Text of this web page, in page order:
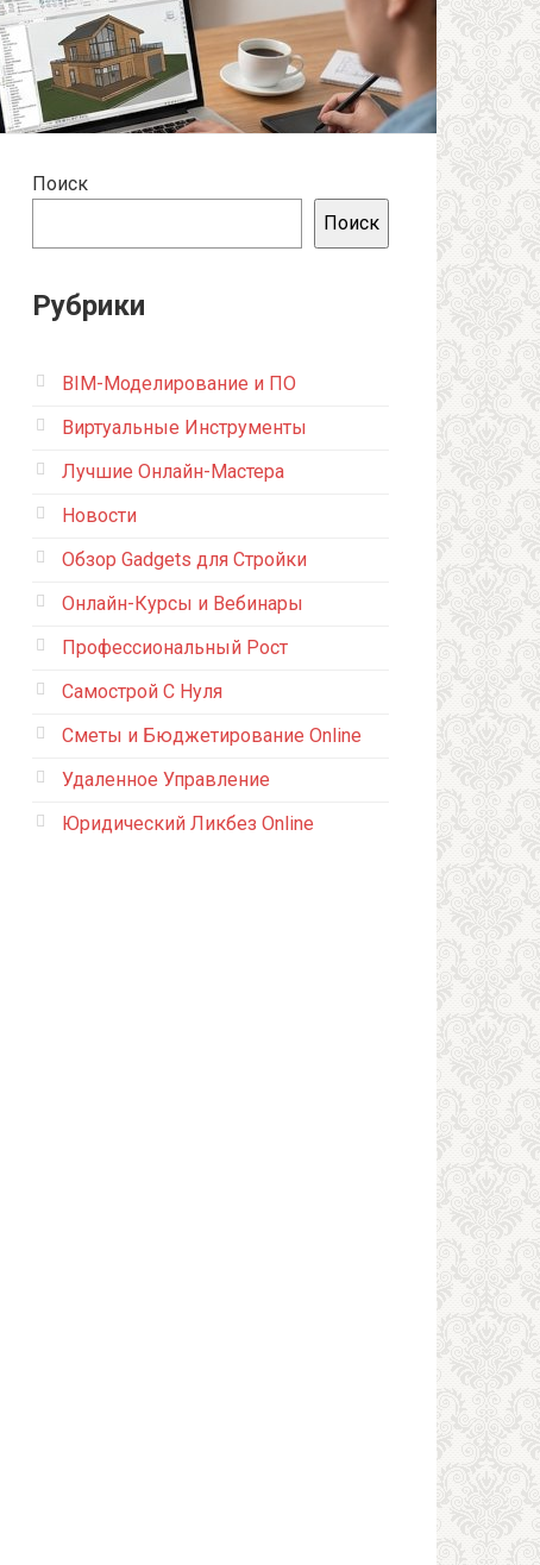
Поиск
Поиск
Рубрики
BIM-Моделирование и ПО
Виртуальные Инструменты
Лучшие Онлайн-Мастера
Новости
Обзор Gadgets для Стройки
Онлайн-Курсы и Вебинары
Профессиональный Рост
Самострой С Нуля
Сметы и Бюджетирование Online
Удаленное Управление
Юридический Ликбез Online